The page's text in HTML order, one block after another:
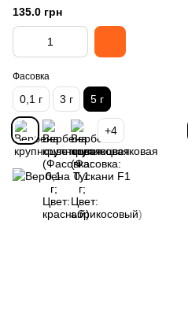
135.0 грн
Фасовка
0,1 г 3 г 5 г
+4